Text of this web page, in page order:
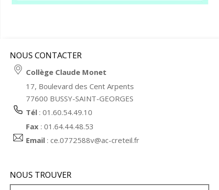
NOUS CONTACTER
Collège Claude Monet
17, Boulevard des Cent Arpents
77600 BUSSY-SAINT-GEORGES
Tél : 01.60.54.49.10
Fax : 01.64.44.48.53
Email :ce.0772588v@ac-creteil.fr
NOUS TROUVER